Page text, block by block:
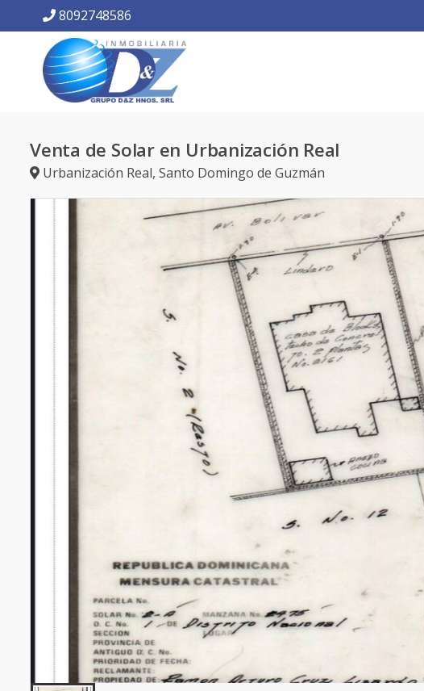
8092748586
Venta de Solar en Urbanización Real
Urbanización Real, Santo Domingo de Guzmán